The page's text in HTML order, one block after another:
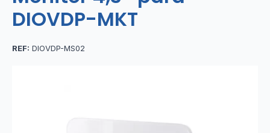
DIOVDP-MKT
REF: DIOVDP-MS02